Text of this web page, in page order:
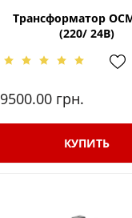
Трансформатор
(220/ 24В)
9500.00 грн.
КУПИТЬ